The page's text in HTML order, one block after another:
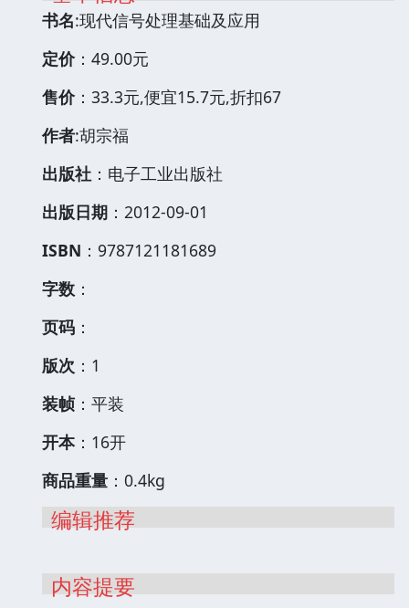
书名:现代信号处理基础及应用
定价：49.00元
售价：33.3元,便宜15.7元,折扣67
作者:胡宗福
出版社 ：电子工业出版社
出版日期 ：2012-09-01
ISBN ：9787121181689
字数 ：
页码 ：
版次 ：1
装帧 ：平装
开本：16开
商品重量 ：0.4kg
编辑推荐
内容提要